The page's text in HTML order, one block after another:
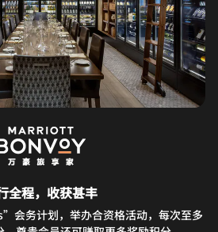
全程，收获甚丰
会务计划，举办合资格活动，每次至多